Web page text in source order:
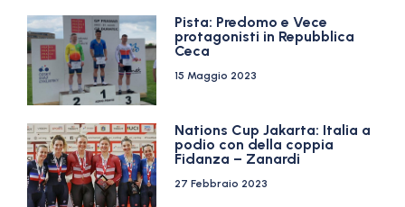
Pista: Predomo e Vece
protagonisti in Repubblica
Ceca
15 Maggio 2023
Nations Cup Jakarta: Italia a
podio con della coppia
Fidanza – Zanardi
27 Febbraio 2023